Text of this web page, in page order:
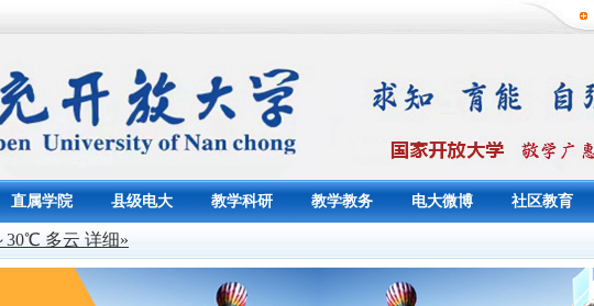
直属学院 县级电大 教学科研 教学教务 电大微博 社区教育